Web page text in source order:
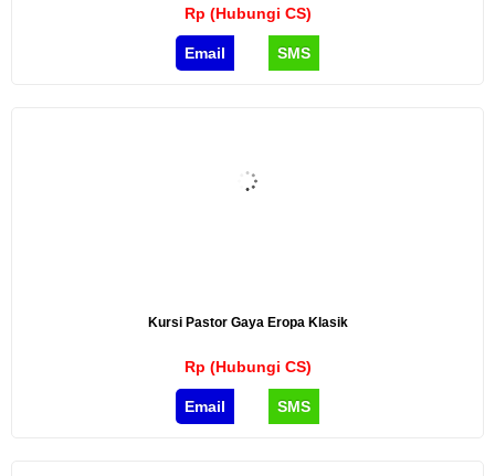
Rp (Hubungi CS)
Email SMS
Kursi Pastor Gaya Eropa Klasik
Rp (Hubungi CS)
Email SMS